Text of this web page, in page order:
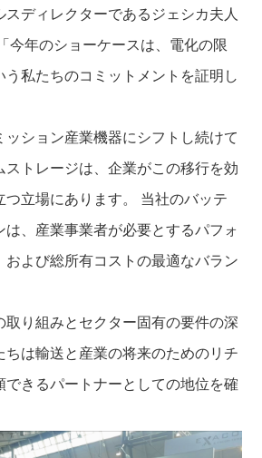
スディレクターであるジェシカ夫人
今年のショーケースは、電化の限
う私たちのコミットメントを証明し
ッション産業機器にシフトし続けて
ストレージは、企業がこの移行を効
つ立場にあります。 当社のバッテ
は、産業事業者が必要とするパフォ
および総所有コストの最適なバラン
取り組みとセクター固有の要件の深
ちは輸送と産業の将来のためのリチ
できるパートナーとしての地位を確